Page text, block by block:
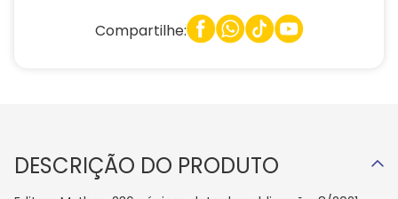
Compartilhe:
DESCRIÇÃO DO PRODUTO